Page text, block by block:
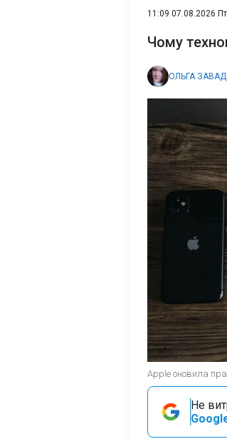
11:09 07.08.2026 Пт
Чому
ОЛЬГА
Apple оновила
Не